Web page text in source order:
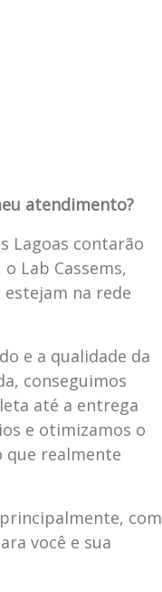
atendimento?
Lagoas contarão
Lab Cassems,
na rede
e a qualidade da
conseguimos
até a entrega
e otimizamos o
que realmente
com
você e sua